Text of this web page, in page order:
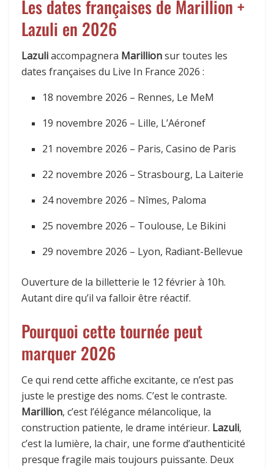
Les dates françaises de Marillion +
Lazuli en 2026
Lazuliaccompagnera Marillionsur toutes les
dates françaises du Live In France 2026 :
18 novembre 2026 – Rennes, Le MeM
19 novembre 2026 – Lille, L’Aéronef
21 novembre 2026 – Paris, Casino de Paris
22 novembre 2026 – Strasbourg, La Laiterie
24 novembre 2026 – Nîmes, Paloma
25 novembre 2026 – Toulouse, Le Bikini
29 novembre 2026 – Lyon, Radiant-Bellevue
Ouverture de la billetterie le 12 février à 10h.
Autant dire qu’il va falloir être réactif.
Pourquoi cette tournée peut
marquer 2026
Ce qui rend cette affiche excitante, ce n’est pas
juste le prestige des noms. C’est le contraste.
Marillion, c’est l’élégance mélancolique, la
construction patiente, le drame intérieur. Lazuli,
c’est la lumière, la chair, une forme d’authenticité
presque fragile mais toujours puissante. Deux